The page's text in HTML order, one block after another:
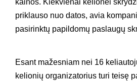
kainos. Kiekvienai kelionei
priklauso nuo datos, avia
pasirinktų papildomų paslaugų
Esant mažesniam nei 16
kelionių organizatorius turi teisę